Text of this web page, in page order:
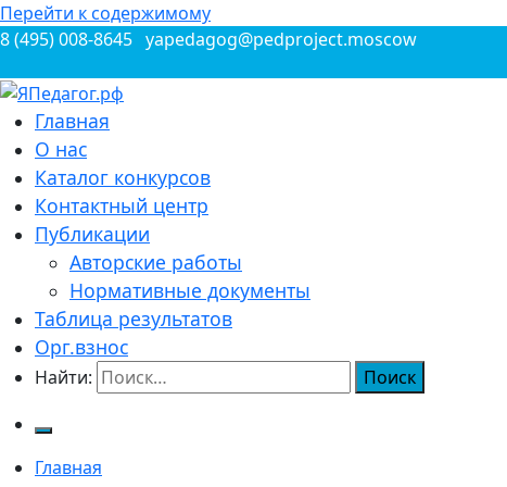
Перейти к содержимому
8 (495) 008-8645 yapedagog@pedproject.moscow
ЯПедагог.рф
Всероссийские конкурсы для педагогов
Главная
О нас
Каталог конкурсов
Контактный центр
Публикации
Авторские работы
Нормативные документы
Таблица результатов
Орг.взнос
Найти:
Главная